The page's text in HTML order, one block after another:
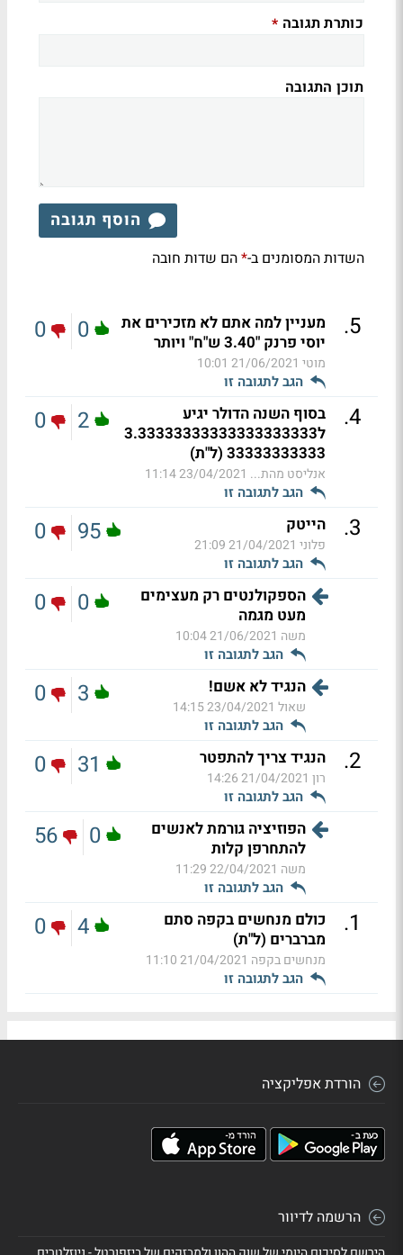
כותרת תגובה *
תוכן התגובה
הוסף תגובה
השדות המסומנים ב-*הם שדות חובה
5
.
מעניין למה אתם לא מזכירים את
יוסי פרנק "3.40 ש"ח" ויותר
מוטי 21/06/2021 10:01
הגב לתגובה זו
0
0
4
.
בסוף השנה הדולר יגיע
ל3.33333333333333333333
33333333333 (ל"ת)
אנליסט מהת... 23/04/2021 11:14
הגב לתגובה זו
2
0
3
. הייטק
פלוני 21/04/2021 21:09
הגב לתגובה זו
95
0
הספקולנטים רק מעצימים
מעט מגמה
משה 21/06/2021 10:04
הגב לתגובה זו
0
0
הנגיד לא אשם!
שאול 23/04/2021 14:15
הגב לתגובה זו
3
0
2
. הנגיד צריך להתפטר
רון 21/04/2021 14:26
הגב לתגובה זו
31
0
הפוזיציה גורמת לאנשים
להתחרפן קלות
משה 22/04/2021 11:29
הגב לתגובה זו
0
56
1
.
כולם מנחשים בקפה סתם
מברברים (ל"ת)
מנחשים בקפה 21/04/2021 11:10
הגב לתגובה זו
4
0
הורדת אפליקציה
הרשמה לדיוור